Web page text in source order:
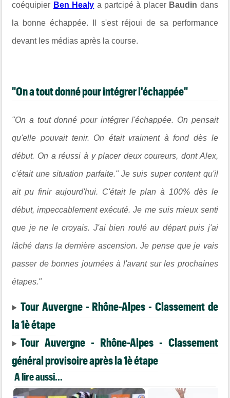
coéquipier Ben Healy a partcipé à placer Baudin dans
la bonne échappée. Il s'est réjoui de sa performance
devant les médias après la course.
"On a tout donné pour intégrer l'échappée"
"On a tout donné pour intégrer l'échappée. On pensait
qu'elle pouvait tenir. On était vraiment à fond dès le
début. On a réussi à y placer deux coureurs, dont Alex,
c'était une situation parfaite." Je suis super content qu'il
ait pu finir aujourd'hui. C'était le plan à 100% dès le
début, impeccablement exécuté. Je me suis mieux senti
que je ne le croyais. J'ai bien roulé au départ puis j'ai
lâché dans la dernière ascension. Je pense que je vais
passer de bonnes journées à l'avant sur les prochaines
étapes."
Tour Auvergne - Rhône-Alpes - Classement de
la 1è étape
Tour Auvergne - Rhône-Alpes - Classement
général provisoire après la 1è étape
A lire aussi...